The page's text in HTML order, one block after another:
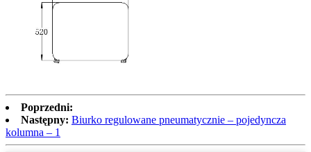
Poprzedni:
Następny: Biurko regulowane pneumatycznie – pojedyncza
kolumna – 1